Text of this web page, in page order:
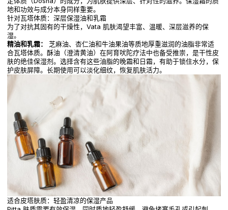
地和功效与成分本身同样重要。
针对瓦塔体质：深层保湿油和乳霜
为了对抗其固有的干燥性，Vata 肌肤渴望丰富、温暖、深层滋养的保
湿。
精油和乳霜：
芝麻油、杏仁油和牛油果油等质地厚重滋润的油脂非常适
合瓦塔体质。酥油（澄清黄油）在阿育吠陀疗法中也备受推崇，是干性皮
肤的绝佳保湿剂。选择含有这些油脂的晚霜和日霜，有助于锁住水分，保
护皮肤屏障。长期使用可以淡化细纹，恢复肌肤活力。
适合皮塔肤质：轻盈清凉的保湿产品